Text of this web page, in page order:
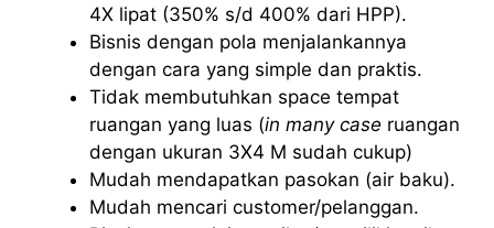
4X lipat (350% s/d 400% dari HPP).
Bisnis dengan pola menjalankannya
dengan cara yang simple dan praktis.
Tidak membutuhkan space tempat
ruangan yang luas (in many case ruangan
dengan ukuran 3X4 M sudah cukup)
Mudah mendapatkan pasokan (air baku).
Mudah mencari customer/pelanggan.